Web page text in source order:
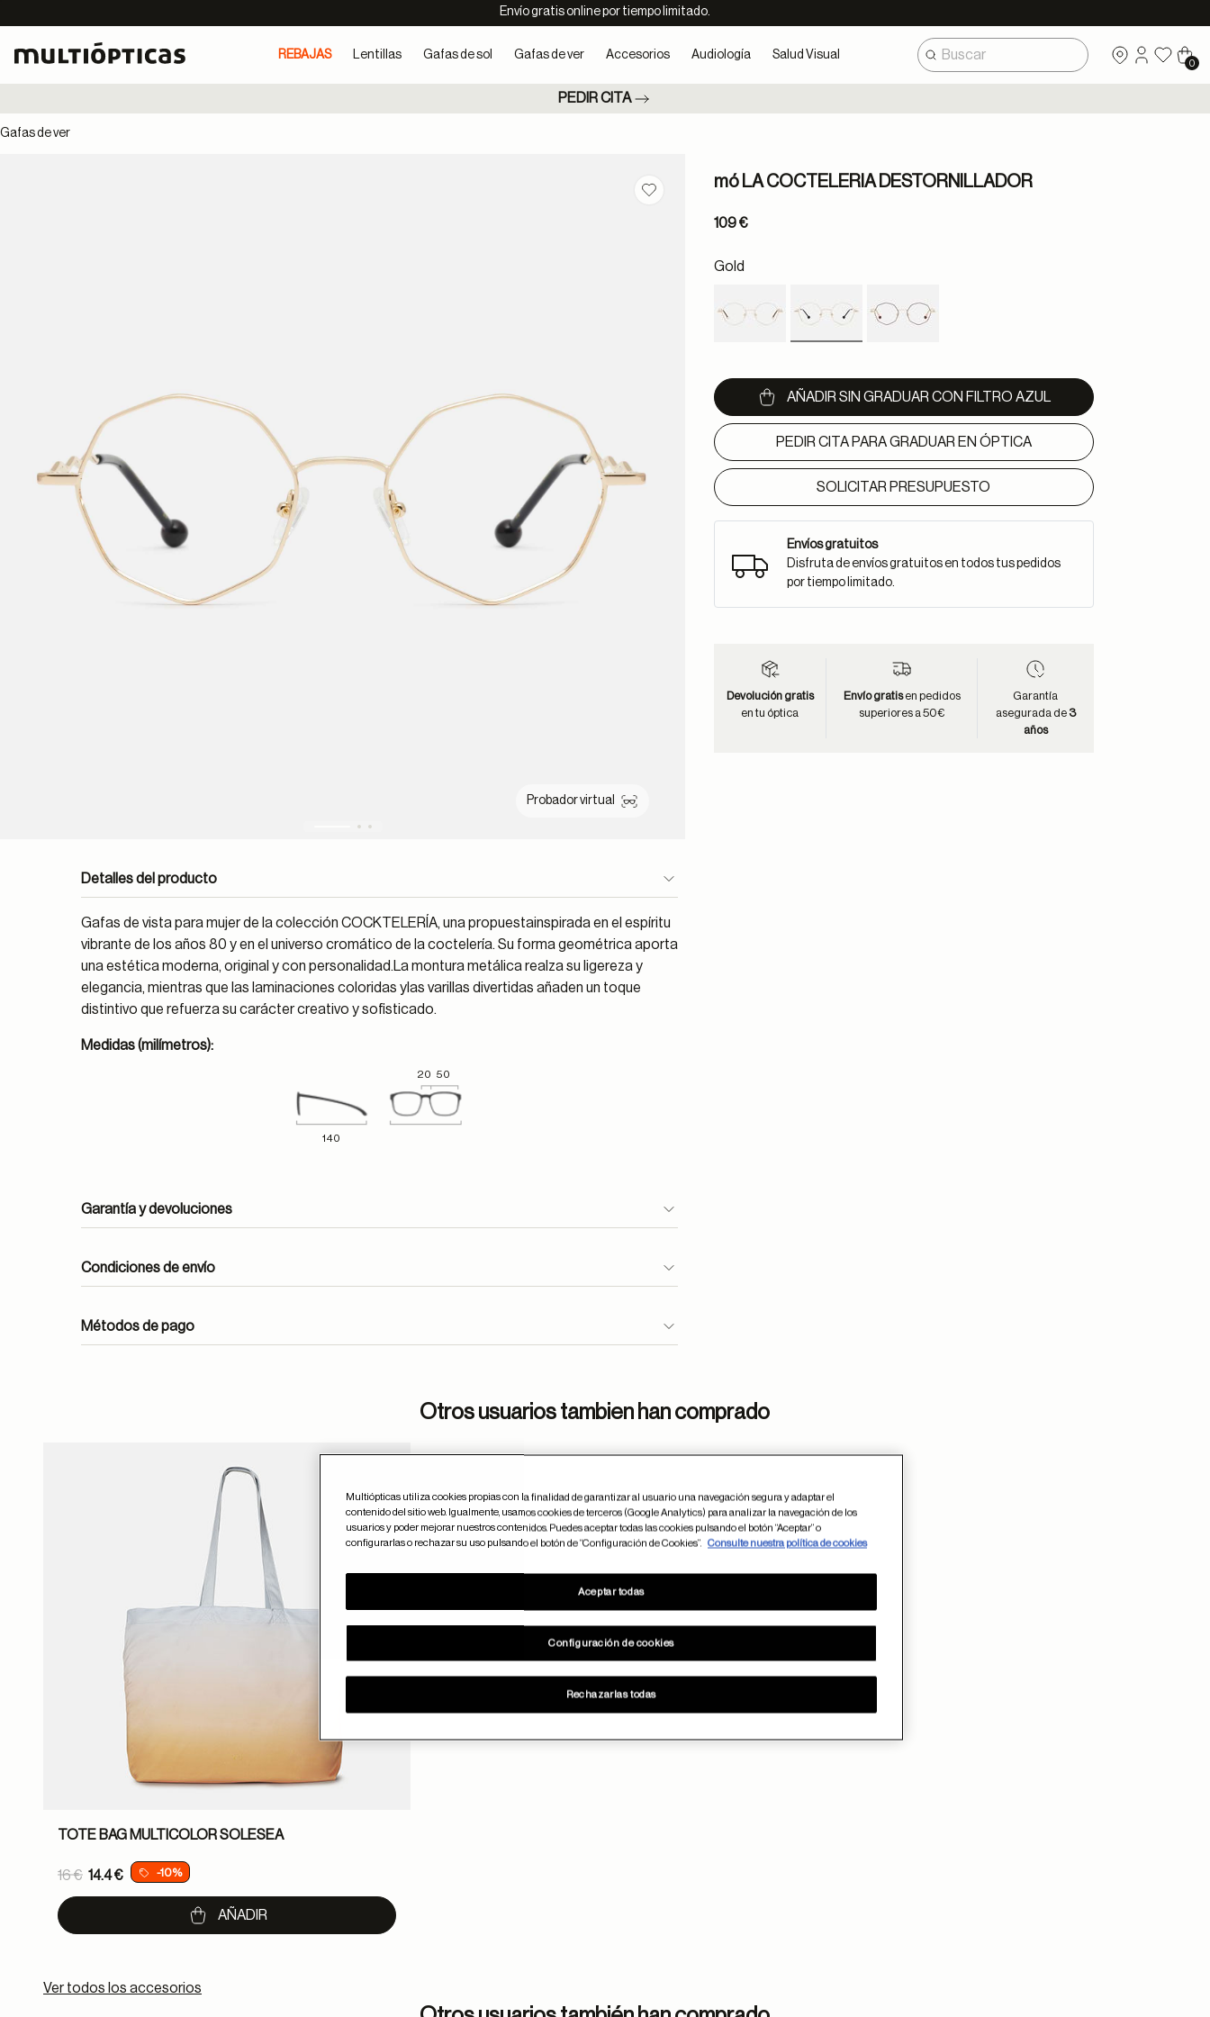
Envío gratis online por tiempo limitado.
REBAJAS Lentillas Gafas de sol Gafas de ver Accesorios Audiología Salud Visual
0
PEDIR CITA
Gafas de ver
Probador virtual
Guardar en favoritos
Detalles del producto
Gafas de vista para mujer de la colección COCKTELERÍA, una propuestainspirada en el espíritu
vibrante de los años 80 y en el universo cromático de la coctelería. Su forma geométrica aporta
una estética moderna, original y con personalidad.La montura metálica realza su ligereza y
elegancia, mientras que las laminaciones coloridas ylas varillas divertidas añaden un toque
distintivo que refuerza su carácter creativo y sofisticado.
Medidas (milímetros):
20 50
140
Garantía y devoluciones
Condiciones de envío
Métodos de pago
mó LA COCTELERIA DESTORNILLADOR
109 €
Gold
AÑADIR SIN GRADUAR CON FILTRO AZUL
PEDIR CITA PARA GRADUAR EN ÓPTICA
SOLICITAR PRESUPUESTO
Envíos gratuitos
Disfruta de envíos gratuitos en todos tus pedidos
por tiempo limitado.
Devolución gratis
en tu óptica
Envío gratisen pedidos
superiores a 50€
Garantía
asegurada de 3
años
Otros usuarios tambien han comprado
TOTE BAG MULTICOLOR SOLESEA
Price reduced from
16 €
to
14.4 € -10%
AÑADIR
Ver todos los accesorios
Multiópticas utiliza cookies propias con la finalidad de garantizar al usuario una navegación segura y adaptar el
contenido del sitio web. Igualmente, usamos cookies de terceros (Google Analytics) para analizar la navegación de los
usuarios y poder mejorar nuestros contenidos. Puedes aceptar todas las cookies pulsando el botón “Aceptar” o
configurarlas o rechazar su uso pulsando el botón de “Configuración de Cookies”.
Consulte nuestra política de cookies
Configuración de cookies
Rechazarlas todas
Aceptar todas